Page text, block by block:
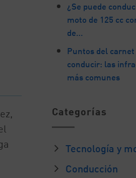
¿Se puede
moto de 125 cc
de…
Puntos del carnet
conducir: las
más comunes
Categorías
Tecnología y
Conducción